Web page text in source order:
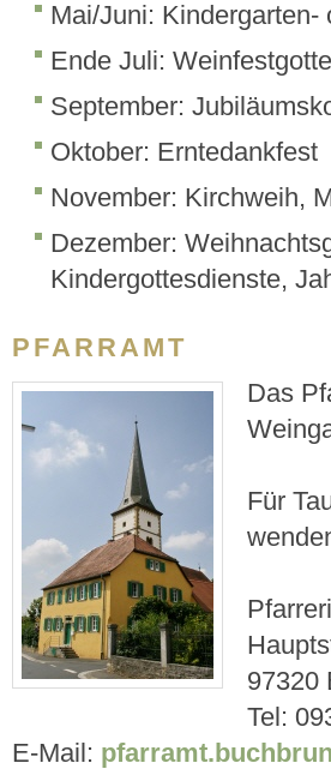
Mai/Juni: Kindergarten-
Ende Juli:
September:
Oktober: Erntedankfest
November: Kirchweih,
Dezember:
Kindergottesdienste,
PFARRAMT
Das
Für
97320
Tel:
E-Mail: